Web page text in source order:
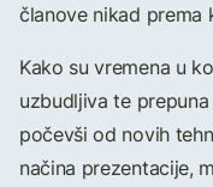
članove nikad prema
Kako su vremena u
uzbudljiva te
počevši od novih
načina prezentacije,